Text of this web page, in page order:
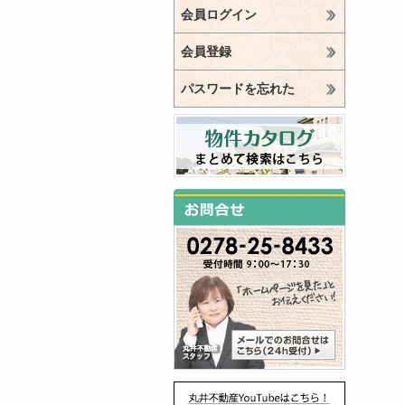
会員ログイン
会員登録
パスワードを忘れた